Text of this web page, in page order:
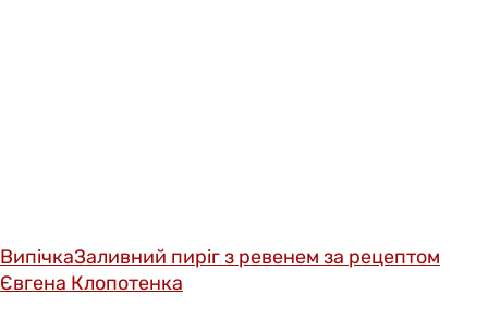
ВипічкаЗаливний пиріг з ревенем за рецептом
Євгена Клопотенка